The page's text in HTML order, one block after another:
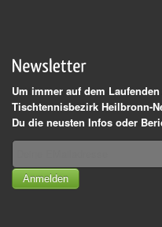
Um immer auf dem
Tischtennisbezirk Heilbronn-
Du die neusten Infos oder
Anmelden